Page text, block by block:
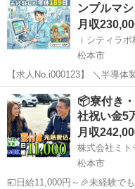
ンプルマ
月収
ｉシティラ
松本市
【求人No.i000123】 ＼半導
行うシンプル作業です😊／ 👉ここがポイント 🚩年間休日189日！しっ
かり休める働き方💕 🚩未経験
＆...
長野 松本市 その他
📦寮付き
社祝い金5
月収
株式会社ミト
松本市
💴日給11,000円～🎉未経験で